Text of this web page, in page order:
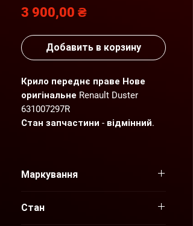
3 900,00 ₴Цена
Добавить в корзину
Крило переднє праве Нове
оригінальне Renault Duster
631007297R
Стан запчастини - відмінний.
Вашому запиту.
"AGP" пропонує нові та вживані
Маркування
Стан